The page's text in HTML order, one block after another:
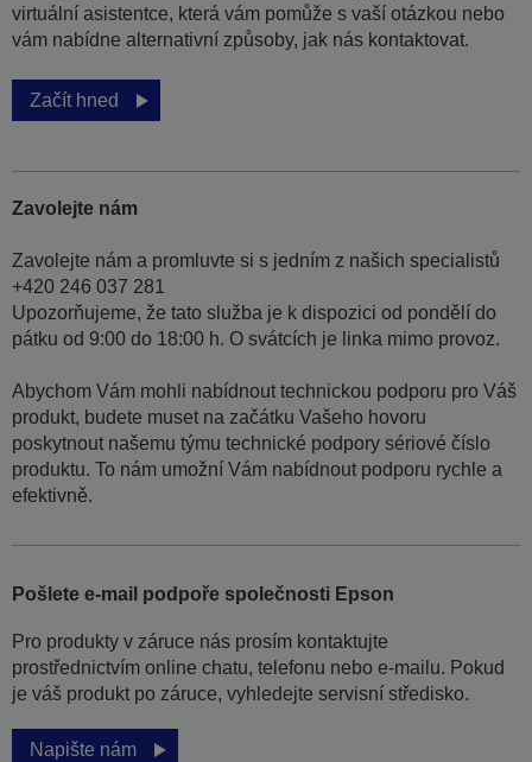
virtuální asistentce, která vám pomůže s vaší otázkou nebo
vám nabídne alternativní způsoby, jak nás kontaktovat.
Začít hned
Zavolejte nám
Zavolejte nám a promluvte si s jedním z našich specialistů
+420 246 037 281
Upozorňujeme, že tato služba je k dispozici od pondělí do
pátku od 9:00 do 18:00 h. O svátcích je linka mimo provoz.
Abychom Vám mohli nabídnout technickou podporu pro Váš
produkt, budete muset na začátku Vašeho hovoru
poskytnout našemu týmu technické podpory sériové číslo
produktu. To nám umožní Vám nabídnout podporu rychle a
efektivně.
Pošlete e-mail podpoře společnosti Epson
Pro produkty v záruce nás prosím kontaktujte
prostřednictvím online chatu, telefonu nebo e-mailu. Pokud
je váš produkt po záruce, vyhledejte servisní středisko.
Napište nám